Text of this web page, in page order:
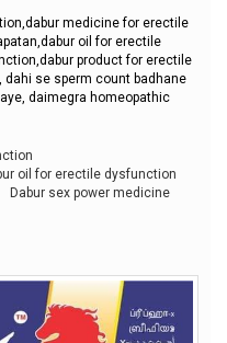
medicine for erectile
oil for erectile
product for erectile
se sperm count badhane
daimegra homeopathic
oil for erectile dysfunction
Dabur sex power medicine